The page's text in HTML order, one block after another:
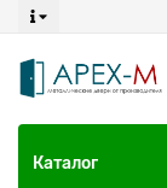
Каталог